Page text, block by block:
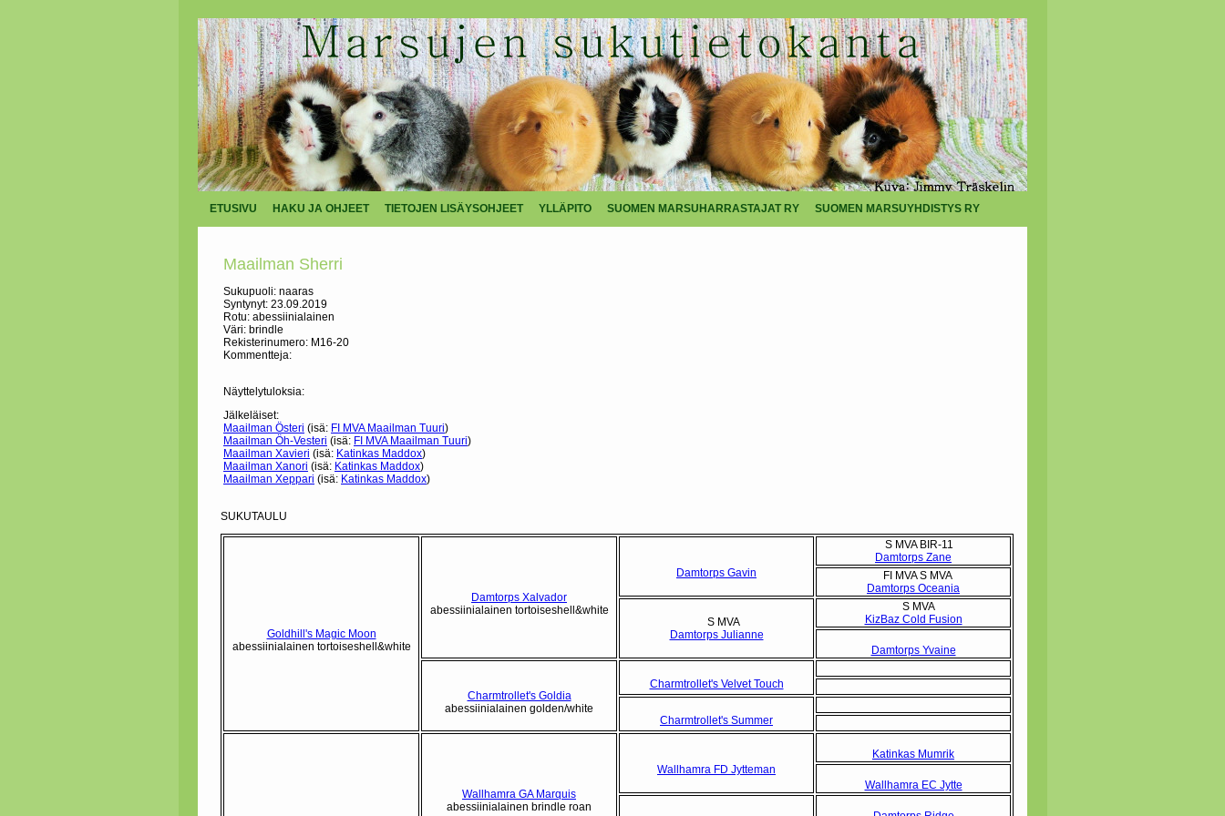
ETUSIVU HAKU JA OHJEET TIETOJEN LISÄYSOHJEET YLLÄPITO SUOMEN MARSUHARRASTAJAT RY SUOMEN MARSUYHDISTYS RY
Maailman Sherri
Sukupuoli: naaras
Syntynyt: 23.09.2019
Rotu: abessiinialainen
Väri: brindle
Rekisterinumero: M16-20
Kommentteja:
Näyttelytuloksia:
Jälkeläiset:
Maailman Österi (isä: FI MVA Maailman Tuuri)
Maailman Öh-Vesteri (isä: FI MVA Maailman Tuuri)
Maailman Xavieri (isä: Katinkas Maddox)
Maailman Xanori (isä: Katinkas Maddox)
Maailman Xeppari (isä: Katinkas Maddox)
SUKUTAULU
Goldhill's Magic Moon
abessiinialainen tortoiseshell&white
Damtorps Xalvador
abessiinialainen tortoiseshell&white
Damtorps Gavin
S MVA BIR-11
Damtorps Zane
FI MVA S MVA
Damtorps Oceania
S MVA
Damtorps Julianne
S MVA
KizBaz Cold Fusion
Damtorps Yvaine
Charmtrollet's Goldia
abessiinialainen golden/white
Charmtrollet's Velvet Touch
Charmtrollet's Summer
Wallhamra GA Marquis
abessiinialainen brindle roan
Wallhamra FD Jytteman
Katinkas Mumrik
Wallhamra EC Jytte